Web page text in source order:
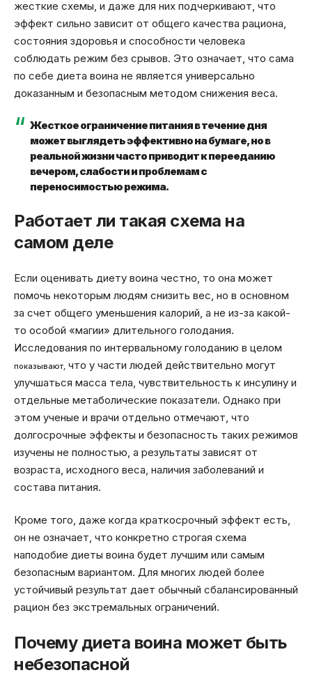
жесткие схемы, и даже для них подчеркивают, что
эффект сильно зависит от общего качества рациона,
состояния здоровья и способности человека
соблюдать режим без срывов. Это означает, что сама
по себе диета воина не является универсально
доказанным и безопасным методом снижения веса.
Жесткое ограничение питания в течение дня
может выглядеть эффективно на бумаге, но в
реальной жизни часто приводит к перееданию
вечером, слабости и проблемам с
переносимостью режима.
Работает ли такая схема на
самом деле
Если оценивать диету воина честно, то она может
помочь некоторым людям снизить вес, но в основном
за счет общего уменьшения калорий, а не из-за какой-
то особой «магии» длительного голодания.
Исследования по интервальному голоданию в целом
показывают, что у части людей действительно могут
улучшаться масса тела, чувствительность к инсулину и
отдельные метаболические показатели. Однако при
этом ученые и врачи отдельно отмечают, что
долгосрочные эффекты и безопасность таких режимов
изучены не полностью, а результаты зависят от
возраста, исходного веса, наличия заболеваний и
состава питания.
Кроме того, даже когда краткосрочный эффект есть,
он не означает, что конкретно строгая схема
наподобие диеты воина будет лучшим или самым
безопасным вариантом. Для многих людей более
устойчивый результат дает обычный сбалансированный
рацион без экстремальных ограничений.
Почему диета воина может быть
небезопасной